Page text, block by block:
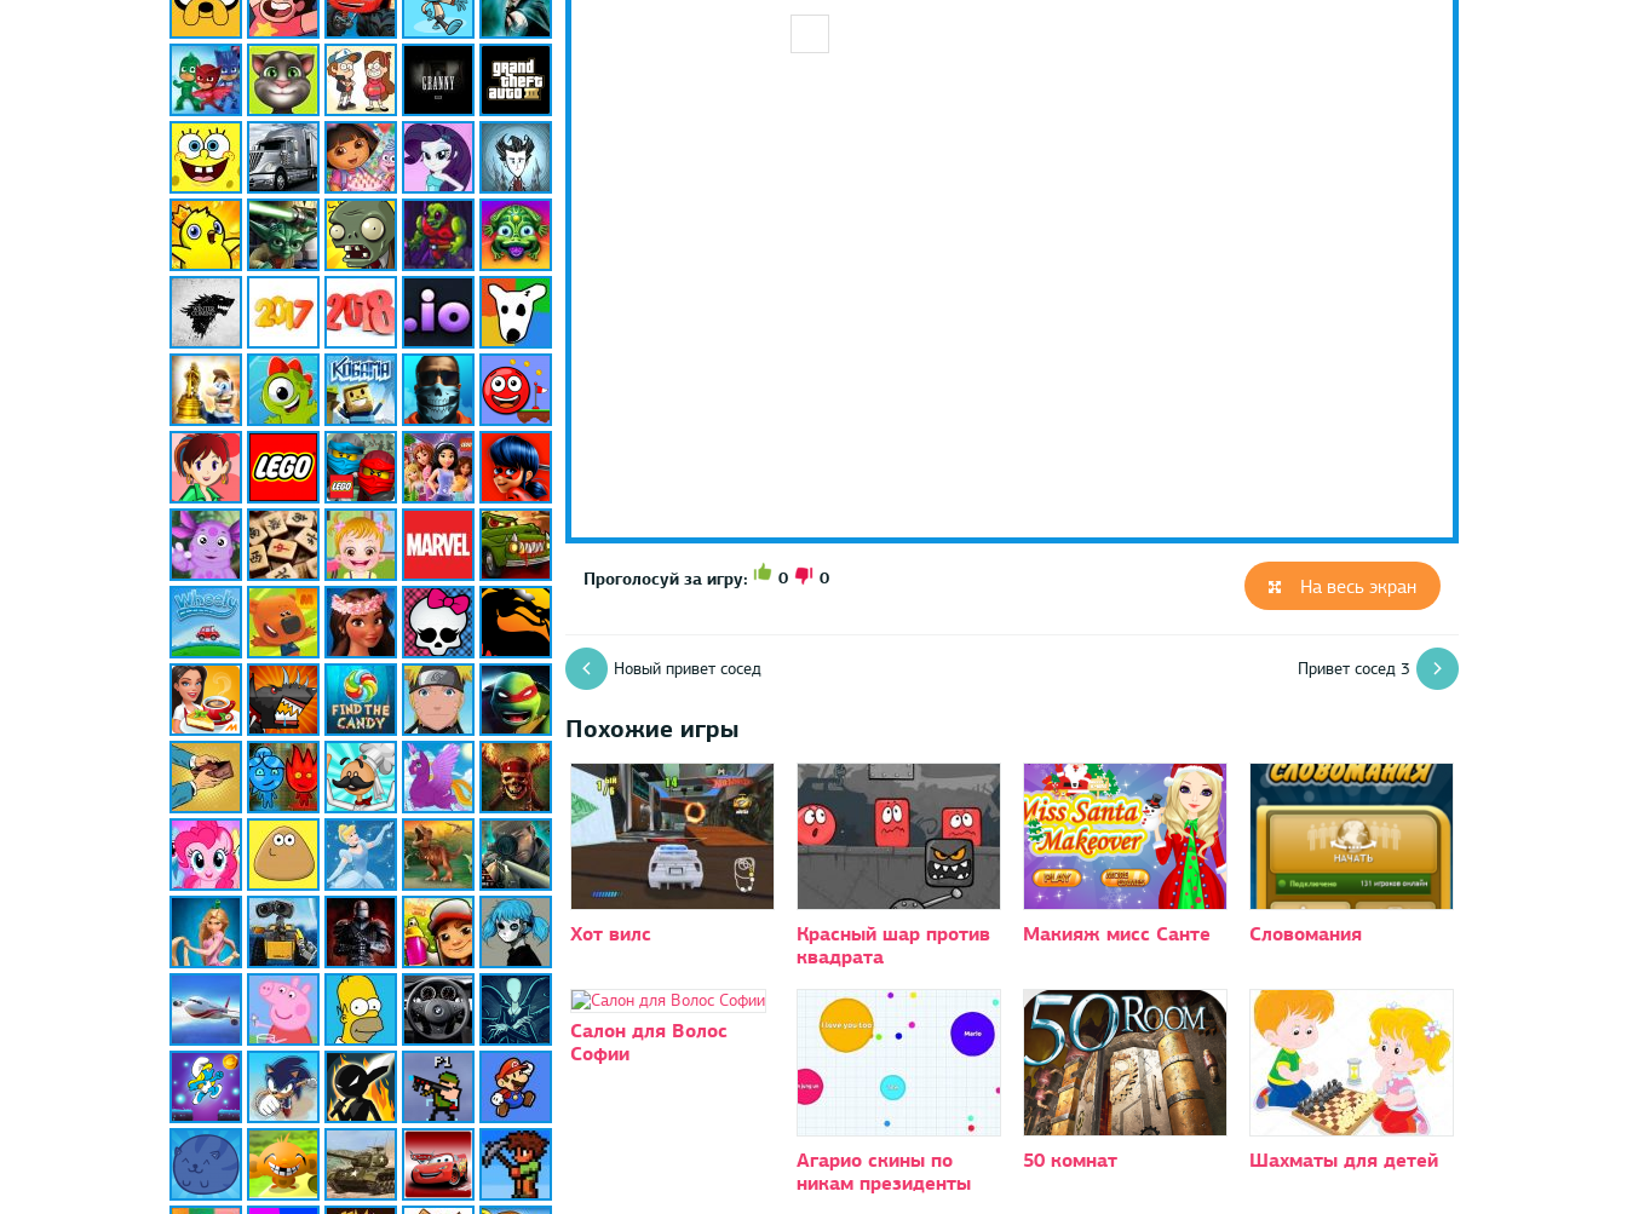
На весь экран
Проголосуй за игру: 0 0
Новый привет сосед Привет сосед 3
Похожие игры
Хот вилс
Красный шар против
квадрата
Макияж мисс Санте Словомания
Салон для Волос
Софии
Агарио скины по
никам президенты
50 комнат Шахматы для детей